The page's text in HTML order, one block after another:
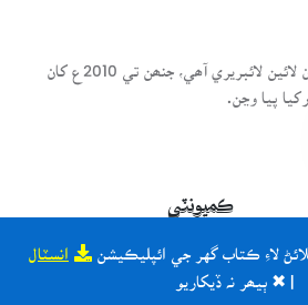
لاءِ ڪتاب گهر جي ائپليڪيشن انسٽال
| ✖ ٻيھر نہ ڏيکاريو
سنڌسلامت ڪتاب گهر ھڪ آن لائين لائبريري آھي، جنھن تي 2010ع کان
پيا وڃن.
ڪميونٽي
طريقيڪار
عمومي سوال